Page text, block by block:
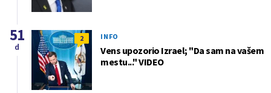
2 INFO
Vens upozorio Izrael; "Da sam na vašem
mestu..." VIDEO
51
d